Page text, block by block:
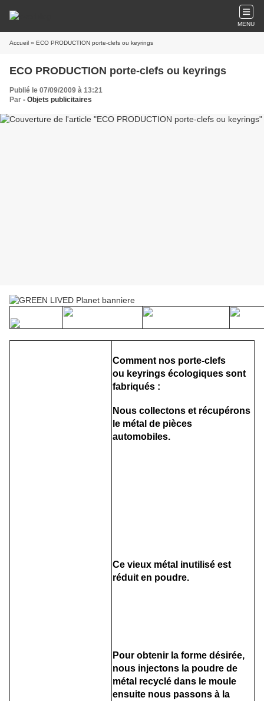
MENU
Accueil » ECO PRODUCTION porte-clefs ou keyrings
ECO PRODUCTION porte-clefs ou keyrings
Publié le 07/09/2009 à 13:21
Par - Objets publicitaires
Comment nos porte-clefs
ou keyrings écologiques sont
fabriqués :
Nous collectons et récupérons
le métal de pièces
automobiles.
Ce vieux métal inutilisé est
réduit en poudre.
Pour obtenir la forme désirée,
nous injectons la poudre de
métal recyclé dans le moule
ensuite nous passons à la